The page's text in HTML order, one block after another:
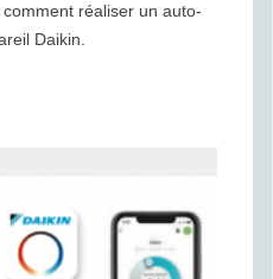
réaliser un auto-
Daikin.